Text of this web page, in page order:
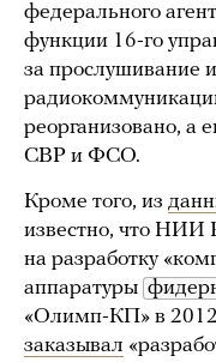
федерального
функции 16-го
за прослушивание
реорганизовано, а
СВР и ФСО.
Кроме того, из
известно, что НИИ
на разработку
аппаратуры
«Олимп-КП» в
заказывал